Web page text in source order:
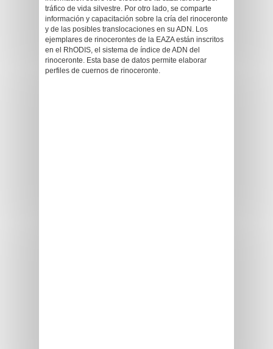
tráfico de vida silvestre. Por otro lado, se comparte
información y capacitación sobre la cría del rinoceronte
y de las posibles translocaciones en su ADN. Los
ejemplares de rinocerontes de la EAZA están inscritos
en el RhODIS, el sistema de índice de ADN del
rinoceronte. Esta base de datos permite elaborar
perfiles de cuernos de rinoceronte.